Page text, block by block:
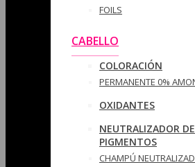
FOILS
CABELLO
COLORACIÓN
PERMANENTE 0%
OXIDANTES
NEUTRALIZADOR DE
PIGMENTOS
CHAMPÚ